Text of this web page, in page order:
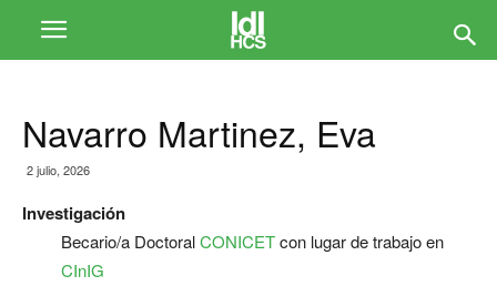
Navarro Martinez, Eva
2 julio, 2026
Investigación
Becario/a DoctoralCONICETcon lugar de trabajo en
CInIG